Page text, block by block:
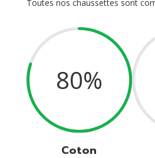
Toutes nos chaussettes sont
80%
Coton